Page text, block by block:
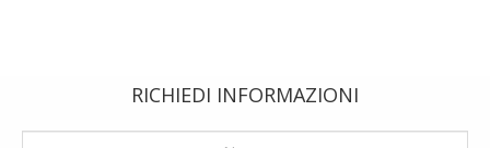
RICHIEDI INFORMAZIONI